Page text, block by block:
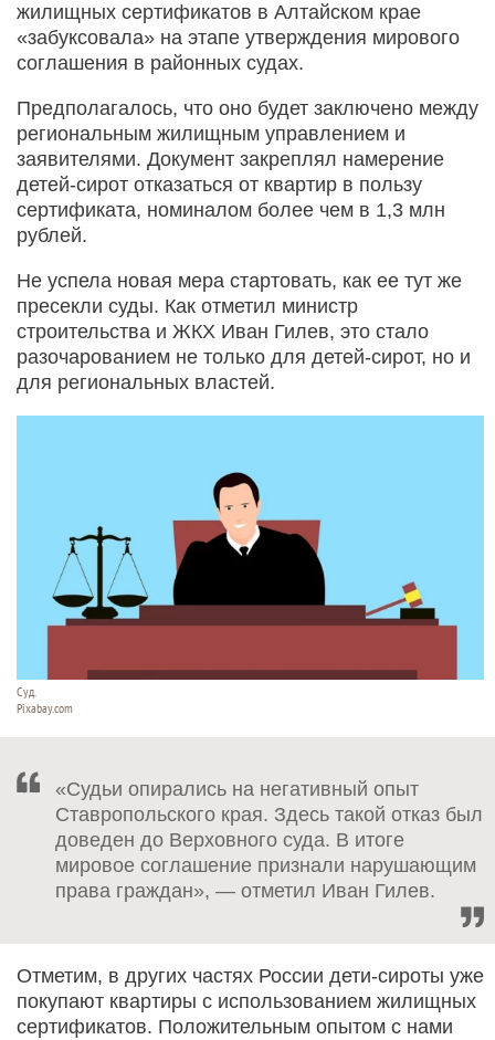
жилищных сертификатов в Алтайском крае
«забуксовала» на этапе утверждения мирового
соглашения в районных судах.
Предполагалось, что оно будет заключено между
региональным жилищным управлением и
заявителями. Документ закреплял намерение
детей-сирот отказаться от квартир в пользу
сертификата, номиналом более чем в 1,3 млн
рублей.
Не успела новая мера стартовать, как ее тут же
пресекли суды. Как отметил министр
строительства и ЖКХ Иван Гилев, это стало
разочарованием не только для детей-сирот, но и
для региональных властей.
Суд.
Pixabay.com
«Судьи опирались на негативный опыт
Ставропольского края. Здесь такой отказ был
доведен до Верховного суда. В итоге
мировое соглашение признали нарушающим
права граждан», — отметил Иван Гилев.
Отметим, в других частях России дети-сироты уже
покупают квартиры с использованием жилищных
сертификатов. Положительным опытом с нами